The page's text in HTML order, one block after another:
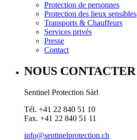
Protection de personnes
Protection des lieux sensibles
Transports & Chauffeurs
Services privés
Presse
Contact
NOUS CONTACTER
Sentinel Protection Sàrl
Tél. +41 22 840 51 10
Fax. +41 22 840 51 11
info@sentinelprotection.ch